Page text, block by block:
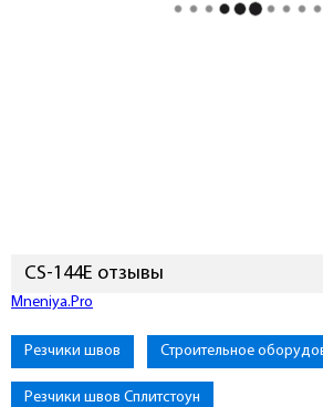
CS-144E отзывы
Подключиться к Mneniya.Pro
Резчики швов Строительное
Резчики швов Сплитстоун